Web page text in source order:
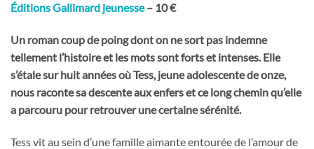
Éditions Gallimard jeunesse– 10 €
Un roman coup de poing dont on ne sort pas indemne
tellement l’histoire et les mots sont forts et intenses. Elle
s’étale sur huit années où Tess, jeune adolescente de onze,
nous raconte sa descente aux enfers et ce long chemin qu’elle
a parcouru pour retrouver une certaine sérénité.
Tess vit au sein d’une famille aimante entourée de l’amour de